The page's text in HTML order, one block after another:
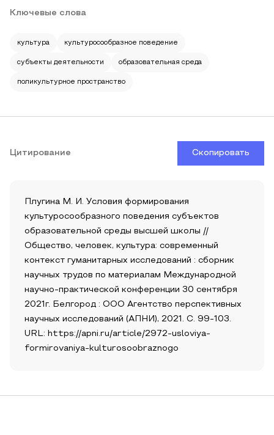
Ключевые слова
культура культуросообразное поведение
субъекты деятельности образовательная среда
поликультурное пространство
Цитирование Скопировать
Плугина М. И. Условия формирования
культуросообразного поведения субъектов
образовательной среды высшей школы //
Общество, человек, культура: современный
контекст гуманитарных исследований : сборник
научных трудов по материалам Международной
научно-практической конференции 30 сентября
2021г. Белгород : ООО Агентство перспективных
научных исследований (АПНИ), 2021. С. 99-103.
URL: https://apni.ru/article/2972-usloviya-
formirovaniya-kulturosoobraznogo